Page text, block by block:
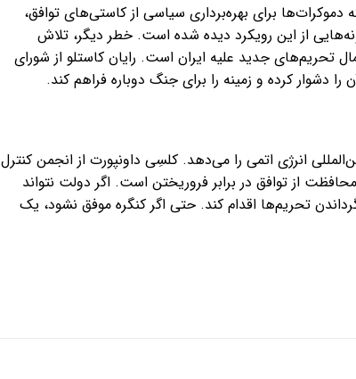
برای بهره‌برداری سیاسی از کاستی‌های توافق،
از این رویکرد دیده شده است. خطر دیگر، تلاش
تحریم‌های جدید علیه ایران است. رایان کاستلو از شورای
دشوار کرده و زمینه را برای جنگ دوباره فراهم کند.
انرژی اتمی را می‌دهد. کلسِی داونپورت از انجمن کنترل
از توافق در برابر فروریختن است. اگر دولت نتواند
تحریم‌ها اقدام کند. حتی اگر کنگره موفق نشود، یک